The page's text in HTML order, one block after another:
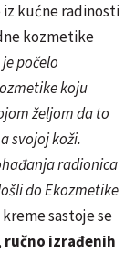
iz kućne radinosti
kozmetike
počelo
koju
željom da to
svojoj koži.
radionica
doEkozmetike
kreme sastoje se
ručno izrađenih